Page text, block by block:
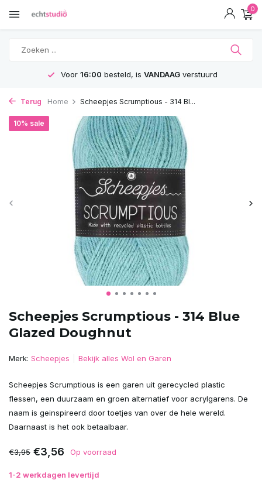
0
Voor 16:00 besteld, is VANDAAGverstuurd
Terug Home Scheepjes Scrumptious - 314 Bl...
Scheepjes Scrumptious - 314 Blue
Glazed Doughnut
10% sale
Merk: Scheepjes Bekijk alles Wol en Garen
Scheepjes Scrumptious is een garen uit gerecycled plastic
flessen, een duurzaam en groen alternatief voor acrylgarens. De
naam is geinspireerd door toetjes van over de hele wereld.
Daarnaast is het ook betaalbaar.
€3,95 €3,56 Op voorraad
1-2 werkdagen levertijd